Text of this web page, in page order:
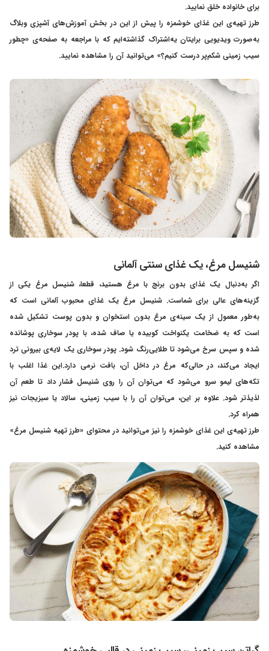
برای خانواده خلق نمایید.
طرز تهیه‌ی این غذای خوشمزه را پیش از این در بخش آموزش‌های آشپزی وبلاگ
به‌صورت ویدیویی برایتان یه‌اشتراک گذاشته‌ایم که با مراجعه به صفحه‌ی «چطور
سیب زمینی شکم‌پر درست کنیم؟» می‌توانید آن را مشاهده نمایید.
شنیسل مرغ، یک غذای سنتی آلمانی
اگر به‌دنبال یک غذای بدون برنج با مرغ هستید، قطعا، شنیسل مرغ یکی از
گزینه‌های عالی برای شماست. شنیسل مرغ یک غذای محبوب آلمانی است که
به‌طور معمول از یک سینه‌ی مرغ بدون استخوان و بدون پوست تشکیل شده
است که به ضخامت یکنواخت کوبیده یا صاف شده، با پودر سوخاری پوشانده
شده و سپس سرخ می‌شود تا طلایی‌رنگ شود. پودر سوخاری یک لایه‌ی بیرونی ترد
ایجاد می‌کند، در حالی‌که مرغ در داخل آن، بافت نرمی دارد.این غذا اغلب با
تکه‌های لیمو سرو می‌شود که می‌توان آن را روی شنیسل فشار داد تا طعم آن
لذیذتر شود. علاوه بر این، می‌توان آن را با سیب زمینی، سالاد یا سبزیجات نیز
همراه کرد.
طرز تهیه‌ی این غذای خوشمزه را نیز می‌توانید در محتوای «طرز تهیه شنیسل مرغ»
مشاهده کنید.